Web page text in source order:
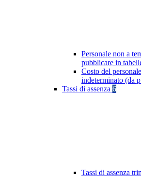
Personale non a
pubblicare in
Costo del
indeterminato (da
Tassi di assenza 6
Tassi di assenza